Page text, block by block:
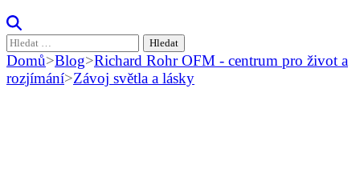
Vyhledávání
Domů>Blog>Richard Rohr OFM - centrum pro život a
rozjímání>Závoj světla a lásky